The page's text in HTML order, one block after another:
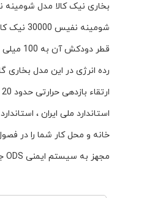
مجهز به سیستم ایمنی ODS جهت کنترل میزان اکسیژن محیط بوده و با کاهش یافتن از یک میزان معین و ایجاد خطر دستگاه را خاموش می کند.